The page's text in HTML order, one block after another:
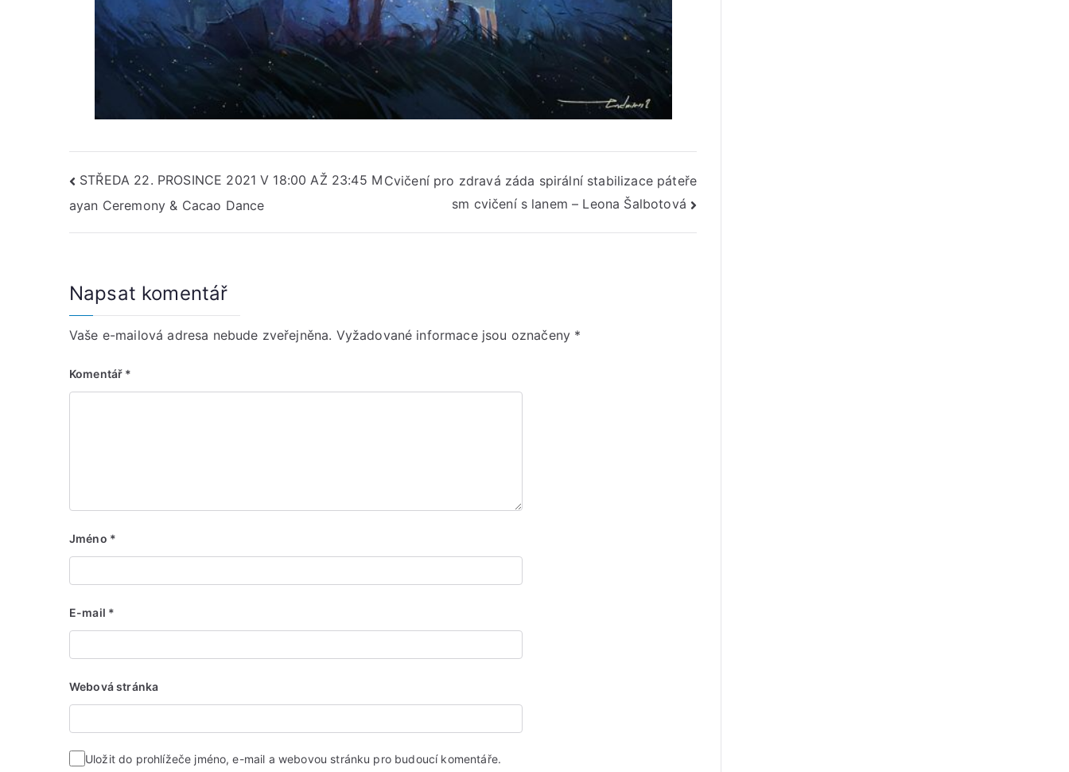
Navigace
pro
STŘEDA 22. PROSINCE 2021 V 18:00 AŽ 23:45 M
ayan Ceremony & Cacao Dance
Cvičení pro zdravá záda spirální stabilizace páteře
sm cvičení s lanem – Leona Šalbotová
Napsat komentář
Vaše e-mailová adresa nebude zveřejněna. Vyžadované informace jsou označeny *
Komentář *
Jméno *
E-mail *
Webová stránka
Uložit do prohlížeče jméno, e-mail a webovou stránku pro budoucí komentáře.